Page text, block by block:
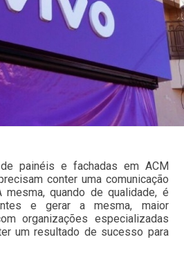
painéis e fachadas em ACM
conter uma comunicação
quando de qualidade, é
e gerar a mesma, maior
organizações especializadas
um resultado de sucesso para